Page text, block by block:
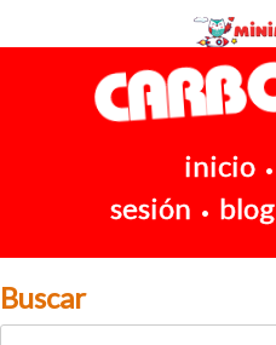
inicio •
sesión • blog
Buscar